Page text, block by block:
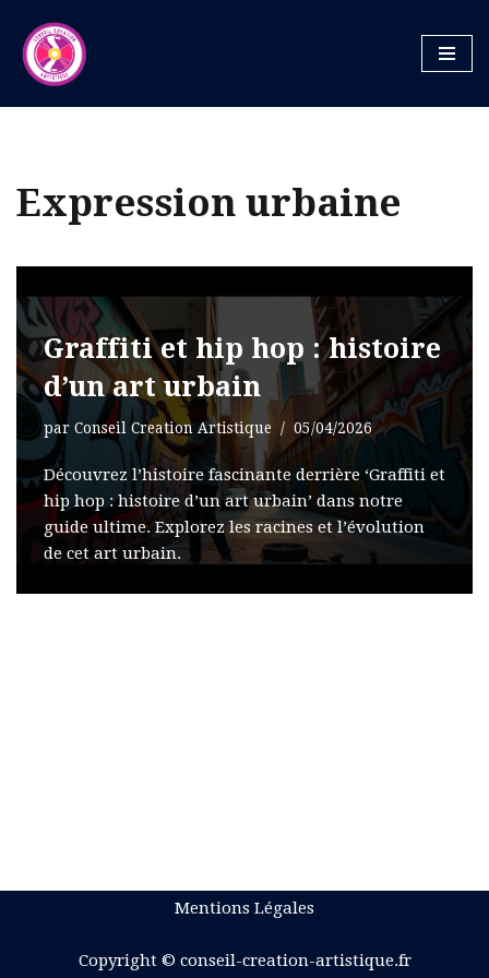
Aller
au
contenu
Expression urbaine
Graffiti et hip hop : histoire
d’un art urbain
par Conseil Creation Artistique 05/04/2026
Découvrez l’histoire fascinante derrière ‘Graffiti et
hip hop : histoire d’un art urbain’ dans notre
guide ultime. Explorez les racines et l’évolution
de cet art urbain.
Mentions Légales
Copyright © conseil-creation-artistique.fr